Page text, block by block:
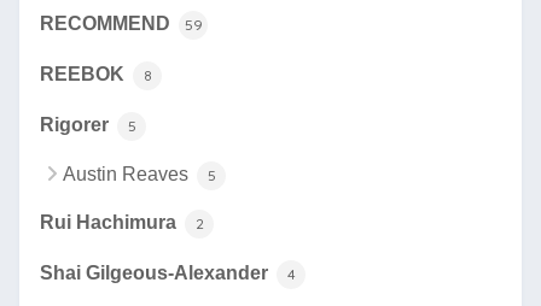
RECOMMEND 59
REEBOK 8
Rigorer 5
Austin Reaves 5
Rui Hachimura 2
Shai Gilgeous-Alexander 4